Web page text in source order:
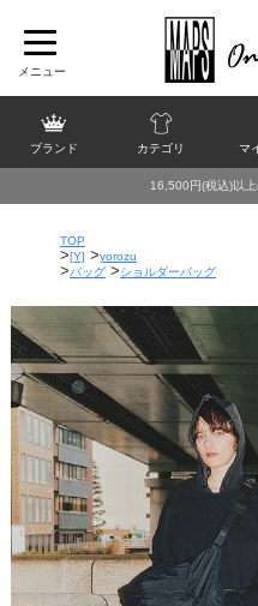
ブランド カテゴリ マ
16,500円(税込)以
TOP
>[Y] >yorozu
>バッグ >ショルダーバッグ